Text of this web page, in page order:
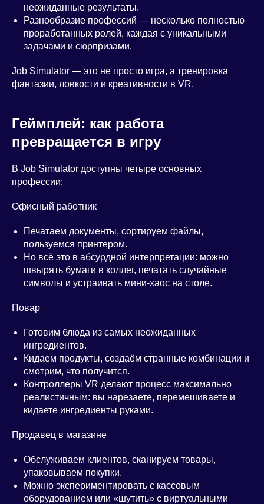
неожиданные результаты.
Разнообразие профессий — несколько полностью
проработанных ролей, каждая с уникальными
задачами и сюрпризами.
Job Simulator — это не просто игра, а тренировка
фантазии, ловкости и креативности в VR.
Геймплей: как работа
превращается в игру
В Job Simulator доступны четыре основных
профессии:
Офисный работник
Печатаем документы, сортируем файлы,
пользуемся принтером.
Но всё это в абсурдной интерпретации: можно
швырять бумаги в коллег, печатать случайные
символы и устраивать мини-хаос на столе.
Повар
Готовим блюда из самых неожиданных
ингредиентов.
Кидаем продукты, создаём странные комбинации и
смотрим, что получится.
Контроллеры VR делают процесс максимально
реалистичным: вы нарезаете, перемешиваете и
кидаете ингредиенты руками.
Продавец в магазине
Обслуживаем клиентов, сканируем товары,
упаковываем покупки.
Можно экспериментировать с кассовым
оборудованием или «шутить» с виртуальными